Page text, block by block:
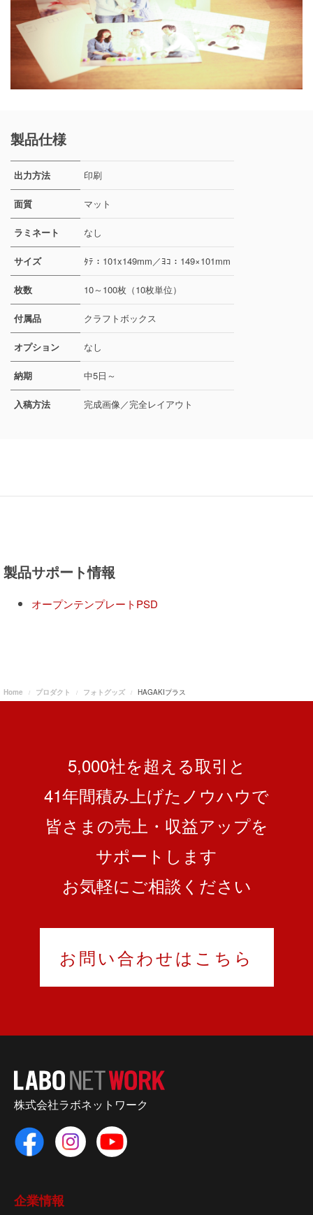
製品仕様
出力方法 印刷
面質 マット
ラミネート なし
サイズ ﾀﾃ：101x149mm／ﾖｺ：149×101mm
枚数 10～100枚（10枚単位）
付属品 クラフトボックス
オプション なし
納期 中5日～
入稿方法 完成画像／完全レイアウト
製品サポート情報
オープンテンプレートPSD
Home プロダクト フォトグッズ HAGAKIプラス
5,000社を超える取引と
41年間積み上げたノウハウで
皆さまの売上・収益アップを
サポートします
お気軽にご相談ください
お問い合わせはこちら
株式会社ラボネットワーク
企業情報